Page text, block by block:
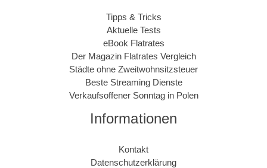
Tipps & Tricks
Aktuelle Tests
eBook Flatrates
Der Magazin Flatrates Vergleich
Städte ohne Zweitwohnsitzsteuer
Beste Streaming Dienste
Verkaufsoffener Sonntag in Polen
Informationen
Kontakt
Datenschutzerklärung